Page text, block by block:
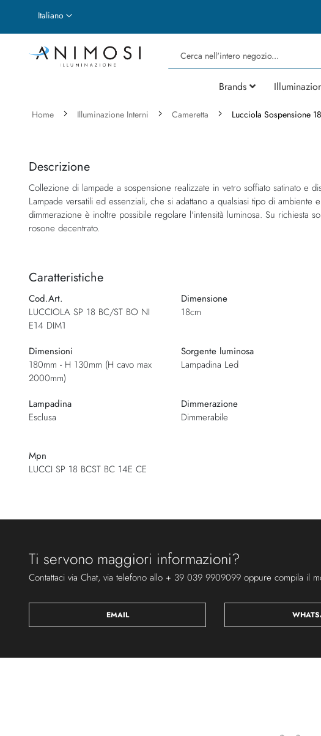
Lingua
Italiano
Cerca
Brands
Home Illuminazione Interni Cameretta Lucciola Sospensione
fine
galleria
di
immagini
della
di
immagini
Descrizione
Collezione di lampade a sospensione realizzate in vetro soffiato satinato e
Lampade versatili ed essenziali, che si adattano a qualsiasi tipo di ambiente
dimmerazione è inoltre possibile regolare l'intensità luminosa. Su richiesta
rosone decentrato.
Caratteristiche
Cod.Art.
LUCCIOLA SP 18 BC/ST BO NI
E14 DIM1
Dimensione
18cm
Dimensioni
180mm - H 130mm (H cavo max
2000mm)
Sorgente luminosa
Lampadina Led
Lampadina
Esclusa
Dimmerazione
Dimmerabile
Mpn
LUCCI SP 18 BCST BC 14E CE
Ti servono maggiori informazioni?
Contattaci via Chat, via telefono allo + 39 039 9909099 oppure compila il
EMAIL